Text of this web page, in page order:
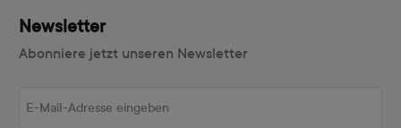
Newsletter
Abonniere jetzt unseren Newsletter